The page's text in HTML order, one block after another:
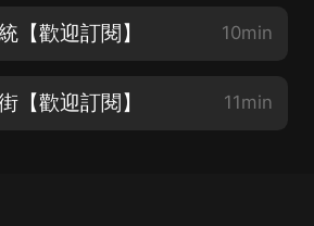
【歡迎訂閱】 10min
【歡迎訂閱】 11min